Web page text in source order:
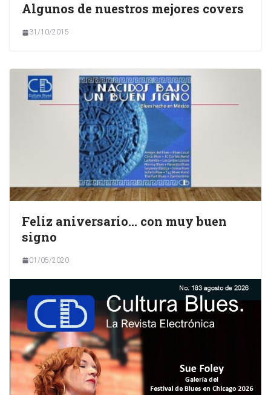
Algunos de nuestros mejores covers
31/10/2015
Feliz aniversario… con muy buen
signo
01/05/2020